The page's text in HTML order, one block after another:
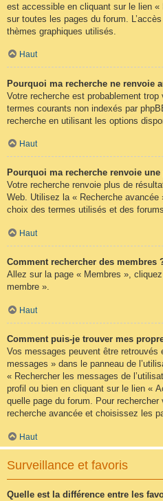
est accessible en cliquant sur le lien «
sur toutes les pages du forum.
thèmes graphiques utilisés.
Haut
Pourquoi ma recherche ne renvoie
Votre recherche est probablement
termes courants non indexés par
recherche en utilisant les options
Haut
Pourquoi ma recherche renvoie
Votre recherche renvoie plus de
Web. Utilisez la « Recherche
choix des termes utilisés et des
Haut
Comment rechercher des membres
Allez sur la page « Membres »,
membre ».
Haut
Comment puis-je trouver mes
Vos messages peuvent être retrouvés
messages » dans le panneau de
« Rechercher les messages de
profil ou bien en cliquant sur le lien «
quelle page du forum. Pour
recherche avancée et choisissez les
Haut
Surveillance et favoris
Quelle est la différence entre les